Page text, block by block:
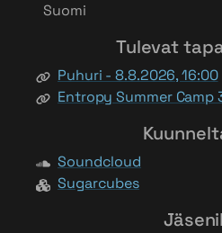
Suomi
Tulevat
Puhuri - 8.8.2026, 16:00
Entropy Summer Camp
Soundcloud
Sugarcubes